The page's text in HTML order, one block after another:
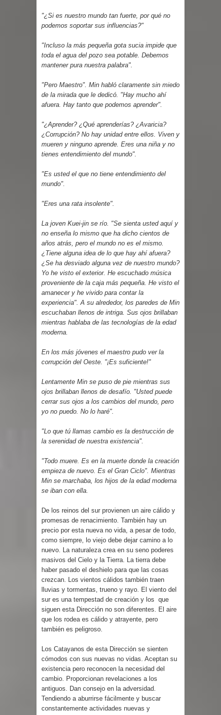
"¿Si es nuestro mundo tan fuerte, por qué no
podemos soportar sus influencias?"
"Incluso la más pequeña gota sucia impide que
toda el agua del pozo sea potable. Debemos
mantener pura nuestra palabra".
"Pero Maestro". Min habló claramente sin miedo
de la mirada que le dedicó. "Hay mucho ahí
afuera. Hay tanto que podemos aprender".
"¿Aprender? ¿Qué aprenderías? ¿Avaricia?
¿Corrupción? No hay unidad entre ellos. Viven y
mueren y ninguno aprende. Eres una niña y no
tienes entendimiento del mundo".
"Es usted el que no tiene entendimiento del
mundo".
"Eres una rata insolente".
La joven Kuei-jin se río. "Se sienta usted aquí y
no enseña lo mismo que ha dicho cientos de
años atrás, pero el mundo no es el mismo.
¿Tiene alguna idea de lo que hay ahí afuera?
¿Se ha desviado alguna vez de nuestro mundo?
Yo he visto el exterior. He escuchado música
proveniente de la caja más pequeña. He visto el
amanecer y he vivido para contar la
experiencia". A su alrededor, los paredes de Min
escuchaban llenos de intriga. Sus ojos brillaban
mientras hablaba de las tecnologías de la edad
moderna.
En los más jóvenes el maestro pudo ver la
corrupción del Oeste. "¡Es suficiente!"
Lentamente Min se puso de pie mientras sus
ojos brillaban llenos de desafío. "Usted puede
cerrar sus ojos a los cambios del mundo, pero
yo no puedo. No lo haré".
"Lo que tú llamas cambio es la destrucción de
la serenidad de nuestra existencia".
"Todo muere. Es en la muerte donde la creación
empieza de nuevo. Es el Gran Ciclo". Mientras
Min se marchaba, los hijos de la edad moderna
se iban con ella.
De los reinos del sur provienen un aire cálido y
promesas de renacimiento. También hay un
precio por esta nueva no vida, a pesar de todo,
como siempre, lo viejo debe dejar camino a lo
nuevo. La naturaleza crea en su seno poderes
masivos del Cielo y la Tierra. La tierra debe
haber pasado el deshielo para que las cosas
crezcan. Los vientos cálidos también traen
lluvias y tormentas, trueno y rayo. El viento del
sur es una tempestad de creación y los que
siguen esta Dirección no son diferentes. El aire
que los rodea es cálido y atrayente, pero
también es peligroso.
Los Catayanos de esta Dirección se sienten
cómodos con sus nuevas no vidas. Aceptan su
existencia pero reconocen la necesidad del
cambio. Proporcionan revelaciones a los
antiguos. Dan consejo en la adversidad.
Tendiendo a aburrirse fácilmente y buscar
constantemente actividades nuevas y